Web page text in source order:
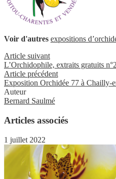
Voir d'autres expositions
Article suivant
L’Orchidophile, extraits gratuits
Article précédent
Exposition Orchidée 77 à Chailly-
Auteur
Bernard Saulmé
Articles associés
1 juillet 2022